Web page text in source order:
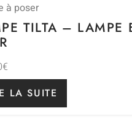
à poser
TILTA – LAMPE
€
LA SUITE